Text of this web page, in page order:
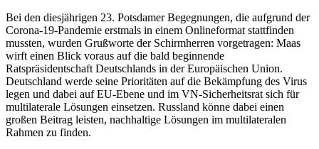
Bei den diesjährigen 23. Potsdamer Begegnungen, die aufgrund der
Corona-19-Pandemie erstmals in einem Onlineformat stattfinden
mussten, wurden Grußworte der Schirmherren vorgetragen: Maas
wirft einen Blick voraus auf die bald beginnende
Ratspräsidentschaft Deutschlands in der Europäischen Union.
Deutschland werde seine Prioritäten auf die Bekämpfung des Virus
legen und dabei auf EU-Ebene und im VN-Sicherheitsrat sich für
multilaterale Lösungen einsetzen. Russland könne dabei einen
großen Beitrag leisten, nachhaltige Lösungen im multilateralen
Rahmen zu finden.